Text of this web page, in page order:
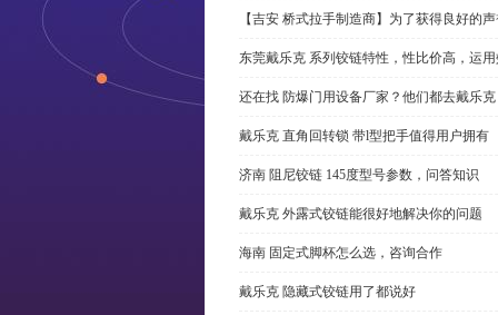
【吉安 桥式拉手制造商】为了获得良好的
东莞戴乐克 系列铰链特性，性比价高，运
还在找 防爆门用设备厂家？他们都去戴乐克
戴乐克 直角回转锁 带l型把手值得用户拥有
济南 阻尼铰链 145度型号参数，问答知识
戴乐克 外露式铰链能很好地解决你的问题
海南 固定式脚杯怎么选，咨询合作
戴乐克 隐藏式铰链用了都说好